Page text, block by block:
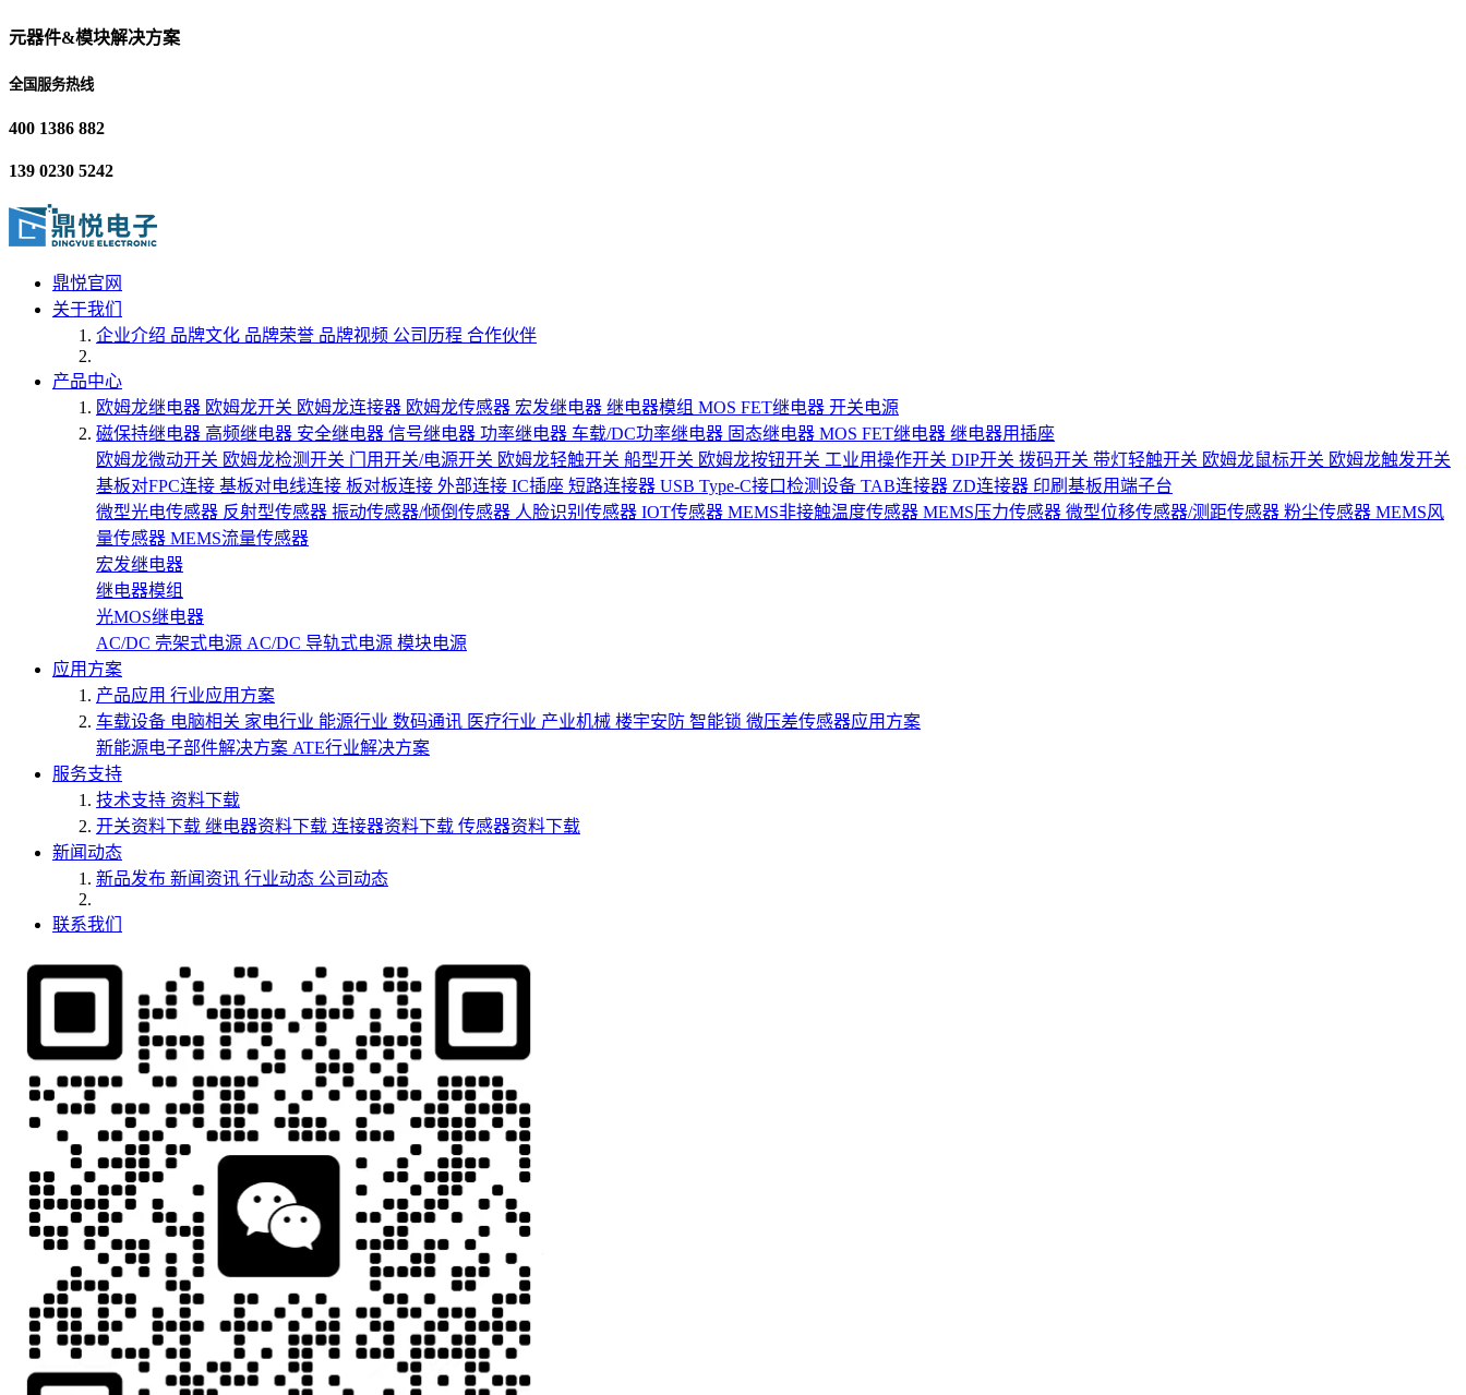
元器件&模块解决方案
全国服务热线
400 1386 882
139 0230 5242
鼎悦官网
关于我们
企业介绍 品牌文化 品牌荣誉 品牌视频 公司历程 合作伙伴
产品中心
欧姆龙继电器 欧姆龙开关 欧姆龙连接器 欧姆龙传感器 宏发继电器 继电器模组 MOS FET继电器 开关电源
磁保持继电器 高频继电器 安全继电器 信号继电器 功率继电器 车载/DC功率继电器 固态继电器 MOS FET继电器 继电器用插座
欧姆龙微动开关 欧姆龙检测开关 门用开关/电源开关 欧姆龙轻触开关 船型开关 欧姆龙按钮开关 工业用操作开关 DIP开关 拨码开关 带灯轻触开关 欧姆龙鼠标开关 欧姆龙触发开关
基板对FPC连接 基板对电线连接 板对板连接 外部连接 IC插座 短路连接器 USB Type-C接口检测设备 TAB连接器 ZD连接器 印刷基板用端子台
微型光电传感器 反射型传感器 振动传感器/倾倒传感器 人脸识别传感器 IOT传感器 MEMS非接触温度传感器 MEMS压力传感器 微型位移传感器/测距传感器 粉尘传感器 MEMS风
量传感器 MEMS流量传感器
宏发继电器
继电器模组
光MOS继电器
AC/DC 壳架式电源 AC/DC 导轨式电源 模块电源
应用方案
产品应用 行业应用方案
车载设备 电脑相关 家电行业 能源行业 数码通讯 医疗行业 产业机械 楼宇安防 智能锁 微压差传感器应用方案
新能源电子部件解决方案 ATE行业解决方案
服务支持
技术支持 资料下载
开关资料下载 继电器资料下载 连接器资料下载 传感器资料下载
新闻动态
新品发布 新闻资讯 行业动态 公司动态
联系我们